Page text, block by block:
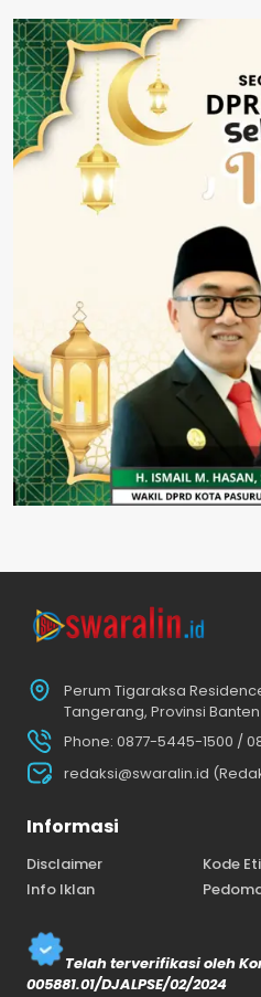
Rokok Ilegal
Perum Tigaraksa
Tangerang, Provinsi Banten
Phone: 0877-5445-1500 /
redaksi@swaralin.id
Informasi
Disclaimer Kode
Info Iklan
Telah terverifikasi oleh
005881.01/DJALPSE/02/2024